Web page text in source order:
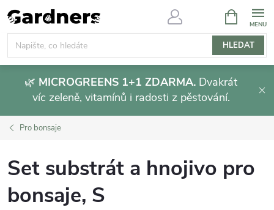
Přejít
na
obsah
HLEDAT
NÁKUPNÍ
KOŠÍK
🌿 MICROGREENS 1+1 ZDARMA. Dvakrát
víc zeleně, vitamínů i radosti z pěstování.
Pro bonsaje
Set substrát a hnojivo pro
bonsaje, S